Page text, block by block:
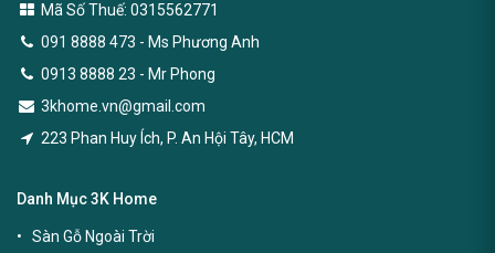
Mã Số Thuế: 0315562771
091 8888 473 - Ms Phương Anh
0913 8888 23 - Mr Phong
3khome.vn@gmail.com
223 Phan Huy Ích, P. An Hội Tây, HCM
Danh Mục 3K Home
Sàn Gỗ Ngoài Trời